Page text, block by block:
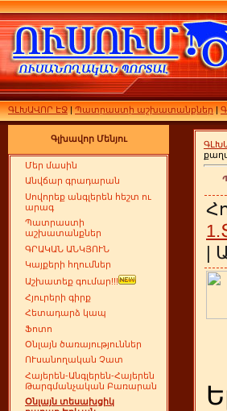
ԳԼԽԱՎՈՐ ԷՋ|Պատրաստի աշխատանքներ|
Գլխավոր Մենյու
Մեր մասին
Անվճար գրադարան
Սովորեք անգլերեն հեշտ ու
արագ
Պատրաստի
աշխատանքներ
ԳՐԱԿԱՆ ԱՆԿՅՈՒՆ
Կայքերի հղումներ
Աշխատեք գումար!!!
Հյուրերի գիրք
Հետադարձ կապ
Ֆոտո
Օնլայն ծառայություններ
ՈՒսանողական Չատ
Հայերեն-Անգլերեն-Հայերեն
Թարգմանչական Բառարան
Օնլայն տեսախցիկ
|